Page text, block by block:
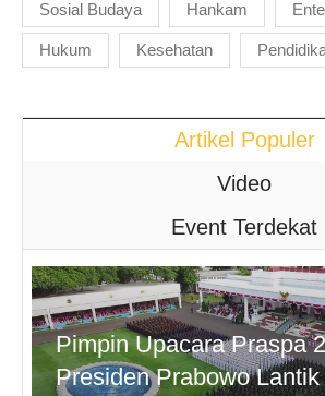
Sosial Budaya Hankam
Hukum Kesehatan
Artikel Populer
Video
Event Terdekat
Pimpin Upacara Praspa
Presiden Prabowo